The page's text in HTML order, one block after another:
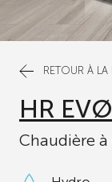
RETOUR À LA
HR
Chaudière à